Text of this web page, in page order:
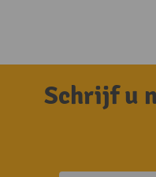
Schrijf u